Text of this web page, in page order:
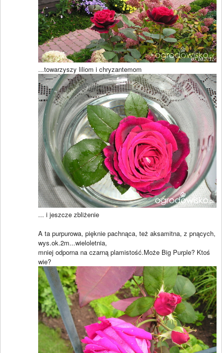
...towarzyszy liliom i chryzantemom
... i jeszcze zbliżenie
A ta purpurowa, pięknie pachnąca, też aksamitna, z pnących,
wys.ok.2m...wieloletnia,
mniej odporna na czarną plamistość.Może Big Purple? Ktoś
wie?